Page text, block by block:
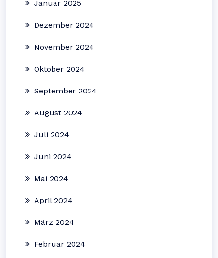
Januar 2025
Dezember 2024
November 2024
Oktober 2024
September 2024
August 2024
Juli 2024
Juni 2024
Mai 2024
April 2024
März 2024
Februar 2024